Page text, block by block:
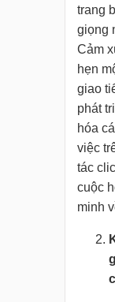
trang
giọng
Cảm
hẹn
giao
phát
hóa
việc
tác
cuộc
minh